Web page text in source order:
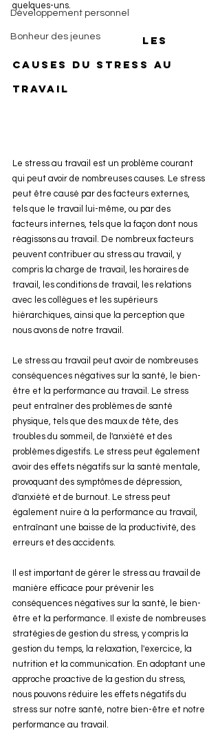
Développement personnel
Bonheur des jeunes
quelques-uns.
                           Les
Causes du stress au
travail
Le stress au travail est un problème courant
qui peut avoir de nombreuses causes. Le stress
peut être causé par des facteurs externes,
tels que le travail lui-même, ou par des
facteurs internes, tels que la façon dont nous
réagissons au travail. De nombreux facteurs
peuvent contribuer au stress au travail, y
compris la charge de travail, les horaires de
travail, les conditions de travail, les relations
avec les collègues et les supérieurs
hiérarchiques, ainsi que la perception que
nous avons de notre travail.
Le stress au travail peut avoir de nombreuses
conséquences négatives sur la santé, le bien-
être et la performance au travail. Le stress
peut entraîner des problèmes de santé
physique, tels que des maux de tête, des
troubles du sommeil, de l'anxiété et des
problèmes digestifs. Le stress peut également
avoir des effets négatifs sur la santé mentale,
provoquant des symptômes de dépression,
d'anxiété et de burnout. Le stress peut
également nuire à la performance au travail,
entraînant une baisse de la productivité, des
erreurs et des accidents.
Il est important de gérer le stress au travail de
manière efficace pour prévenir les
conséquences négatives sur la santé, le bien-
être et la performance. Il existe de nombreuses
stratégies de gestion du stress, y compris la
gestion du temps, la relaxation, l'exercice, la
nutrition et la communication. En adoptant une
approche proactive de la gestion du stress,
nous pouvons réduire les effets négatifs du
stress sur notre santé, notre bien-être et notre
performance au travail.